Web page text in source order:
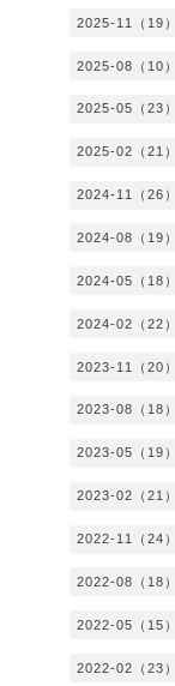
2025-11（19）
2025-08（10）
2025-05（23）
2025-02（21）
2024-11（26）
2024-08（19）
2024-05（18）
2024-02（22）
2023-11（20）
2023-08（18）
2023-05（19）
2023-02（21）
2022-11（24）
2022-08（18）
2022-05（15）
2022-02（23）